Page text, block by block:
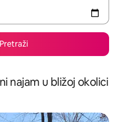
Pretraži
najam u bližoj okolici